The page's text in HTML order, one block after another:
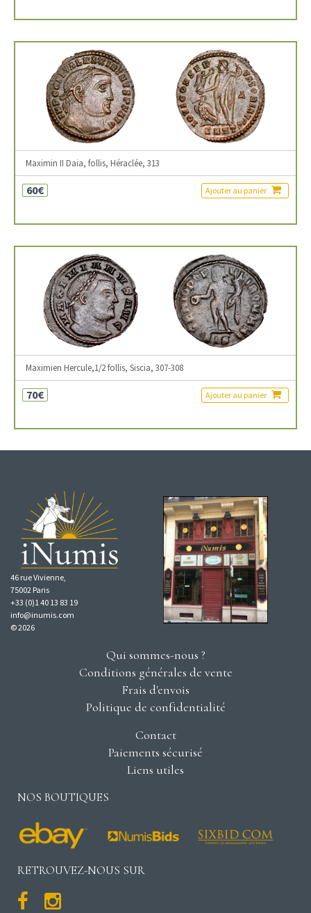
Maximin II Daia, follis, Héraclée, 313
60€ Ajouter au panier
Maximien Hercule,1/2 follis, Siscia, 307-308
70€ Ajouter au panier
46 rue Vivienne,
75002 Paris
+33 (0)1 40 13 83 19
info@inumis.com
© 2026
Qui sommes-nous ?
Conditions générales de vente
Frais d'envois
Politique de confidentialité
Contact
Paiements sécurisé
Liens utiles
NOS BOUTIQUES
RETROUVEZ-NOUS SUR